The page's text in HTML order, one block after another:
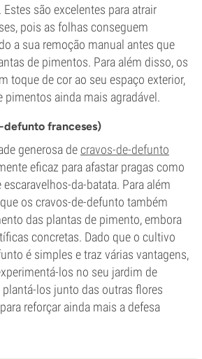
são excelentes para atrair
pois as folhas conseguem
a sua remoção manual antes que
de pimentos. Para além disso, os
toque de cor ao seu espaço exterior,
ainda mais agradável.
franceses)
generosa decravos-de-defunto
eficaz para afastar pragas como
da-batata. Para além
os cravos-de-defunto também
das plantas de pimento, embora
concretas. Dado que o cultivo
é simples e traz várias vantagens,
los no seu jardim de
los junto das outras flores
reforçar ainda mais a defesa